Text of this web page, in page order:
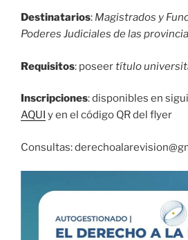
Destinatarios: Magistrados y
Poderes Judiciales de las
Requisitos: poseertítulo
Inscripciones: disponibles en
AQUI y en el código QR del flyer
Consultas: